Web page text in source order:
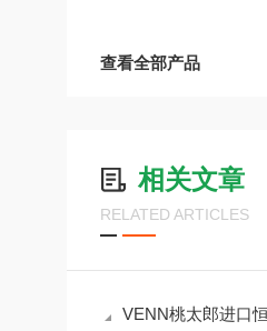
查看全部产品
相关文章
RELATED ARTICLES
VENN桃太郎进口恒定水位